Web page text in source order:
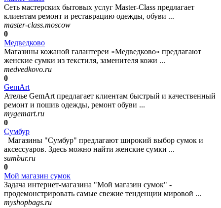
Сеть мастерских бытовых услуг Master-Class предлагает
клиентам ремонт и реставрацию одежды, обуви ...
master-class.moscow
0
Медведково
Магазины кожаной галантереи «Медведково» предлагают
женские сумки из текстиля, заменителя кожи ...
medvedkovo.ru
0
GemArt
Ателье GemArt предлагает клиентам быстрый и качественный
ремонт и пошив одежды, ремонт обуви ...
mygemart.ru
0
Сумбур
Магазины "Сумбур" предлагают широкий выбор сумок и
аксессуаров. Здесь можно найти женские сумки ...
sumbur.ru
0
Мой магазин сумок
Задача интернет-магазина "Мой магазин сумок" -
продемонстрировать самые свежие тенденции мировой ...
myshopbags.ru